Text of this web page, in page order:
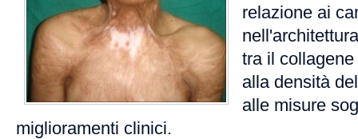
relazione ai
tra il
alla densità
alle misure
miglioramenti clinici.